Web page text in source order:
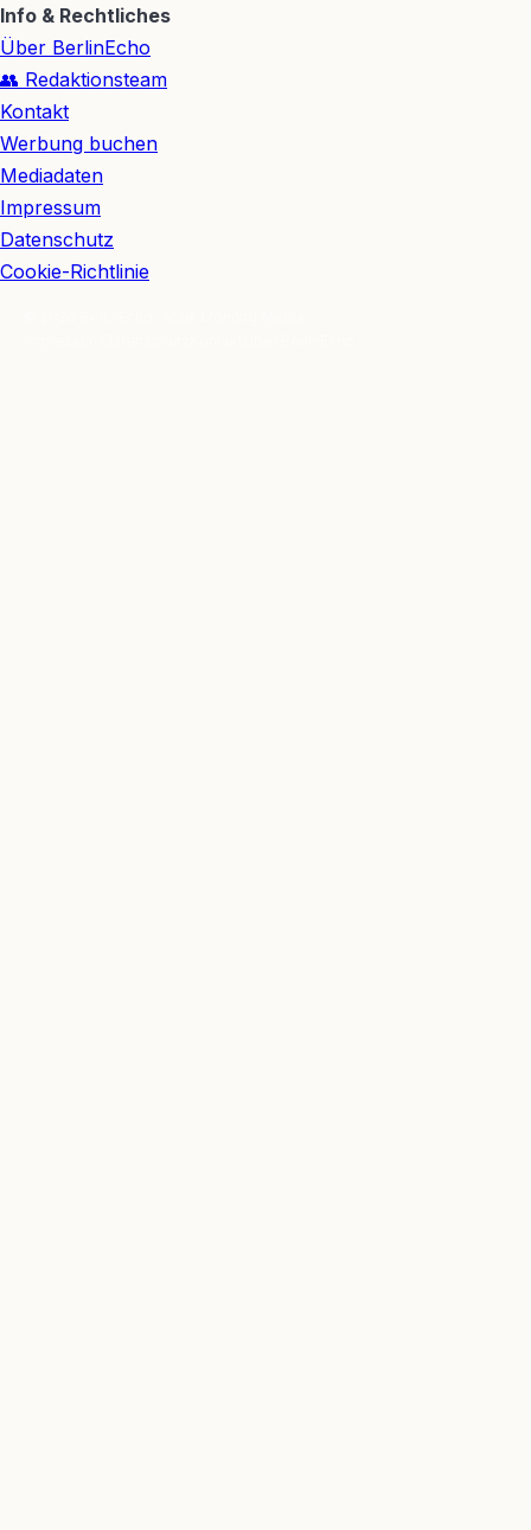
Info & Rechtliches
Über BerlinEcho
👥 Redaktionsteam
Kontakt
Werbung buchen
Mediadaten
Impressum
Datenschutz
Cookie-Richtlinie